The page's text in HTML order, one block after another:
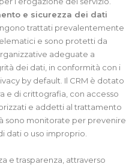
e sicurezza dei dati
trattati prevalentemente
e sono protetti da
adeguate a
dei dati, in conformità con i
by default. Il CRM è dotato
e di crittografia, con accesso
e addetti al trattamento
sono monitorate per prevenire
dati o uso improprio.
e trasparenza, attraverso